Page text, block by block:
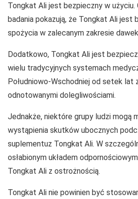
Tongkat Ali jest bezpieczny w użyciu.
badania pokazują, że Tongkat Ali jest
spożycia w zalecanym zakresie
Dodatkowo, Tongkat Ali jest
wielu tradycyjnych systemach
Południowo-Wschodniej od setek lat
odnotowanymi dolegliwościami.
Jednakże, niektóre grupy ludzi mogą
wystąpienia skutków ubocznych
suplementuz Tongkat Ali. W
osłabionym układem
Tongkat Ali z ostrożnością.
Tongkat Ali nie powinien być